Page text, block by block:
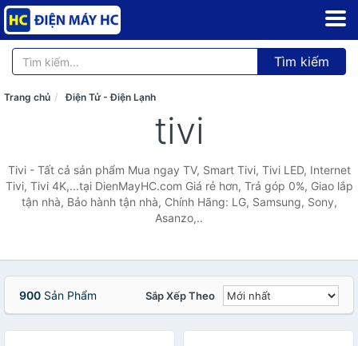
Tìm kiếm
Trang chủ Điện Tử - Điện Lạnh
tivi
Tivi - Tất cả sản phẩm Mua ngay TV, Smart Tivi, Tivi LED, Internet
Tivi, Tivi 4K,...tại DienMayHC.com Giá rẻ hơn, Trả góp 0%, Giao lắp
tận nhà, Bảo hành tận nhà, Chính Hãng: LG, Samsung, Sony,
Asanzo,..
900 Sản Phẩm Sắp Xếp Theo